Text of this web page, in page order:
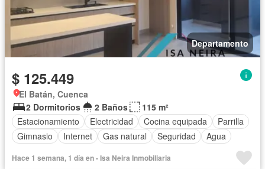
Departamento
$ 125.449
El Batán, Cuenca
2 Dormitorios
2 Baños
115 m²
Estacionamiento
Electricidad Cocina equipada
Parrilla
Gimnasio
Internet Gas natural Seguridad Agua
Hace 1 semana, 1 día en - Isa Neira Inmobiliaria